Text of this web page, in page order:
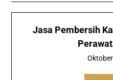
Jasa Pembersih